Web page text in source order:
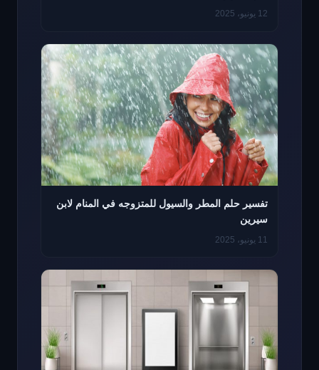
12 يونيو، 2025
تفسير حلم المطر والسيول للمتزوجه في المنام لابن
سيرين
11 يونيو، 2025